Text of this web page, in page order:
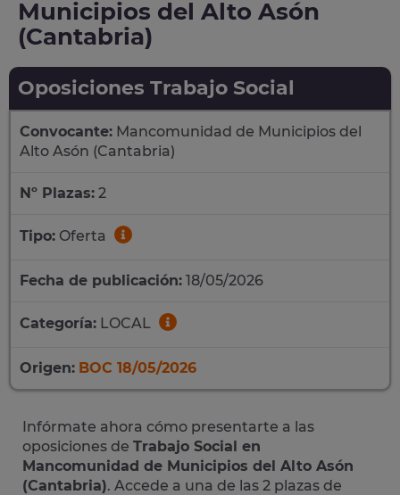
Municipios del Alto Asón
(Cantabria)
Oposiciones Trabajo Social
Convocante: Mancomunidad de Municipios del
Alto Asón (Cantabria)
Nº Plazas: 2
Tipo: Oferta
Fecha de publicación: 18/05/2026
Categoría: LOCAL
Origen: BOC 18/05/2026
Infórmate ahora cómo presentarte a las
oposiciones de Trabajo Social en
Mancomunidad de Municipios del Alto Asón
(Cantabria). Accede a una de las 2 plazas de